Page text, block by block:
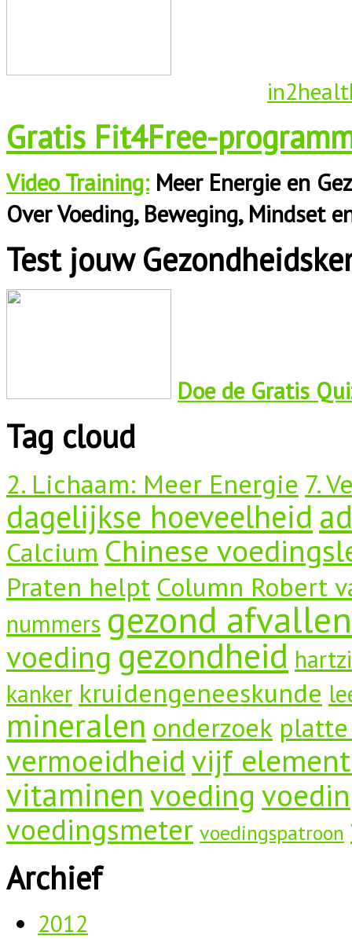
Gratis Fit4Free-
Video Training:Meer Energie en
Over Voeding, Beweging, Mindset
Test jouw
Doe de Gratis
Tag cloud
2. Lichaam: Meer Energie 7.
dagelijkse hoeveelheid
Calcium Chinese
Praten helpt Column Robert
nummers gezond afvallen
voeding gezondheid
kanker kruidengeneeskunde
mineralen onderzoek
vermoeidheidvijf
vitaminenvoeding
voedingsmeter voedingspatroon
Archief
2012